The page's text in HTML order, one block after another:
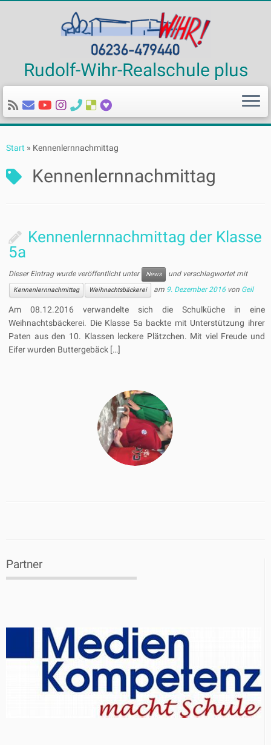
Inhalt
Rudolf-Wihr-Realschule plus
Start » Kennenlernnachmittag
Kennenlernnachmittag
Kennenlernnachmittag der Klasse
5a
Dieser Eintrag wurde veröffentlicht unter News und verschlagwortet mit
Kennenlernnachmittag Weihnachtsbäckerei am 9. Dezember 2016 von Geil
Am 08.12.2016 verwandelte sich die Schulküche in eine
Weihnachtsbäckerei. Die Klasse 5a backte mit Unterstützung ihrer
Paten aus den 10. Klassen leckere Plätzchen. Mit viel Freude und
Eifer wurden Buttergebäck […]
Partner